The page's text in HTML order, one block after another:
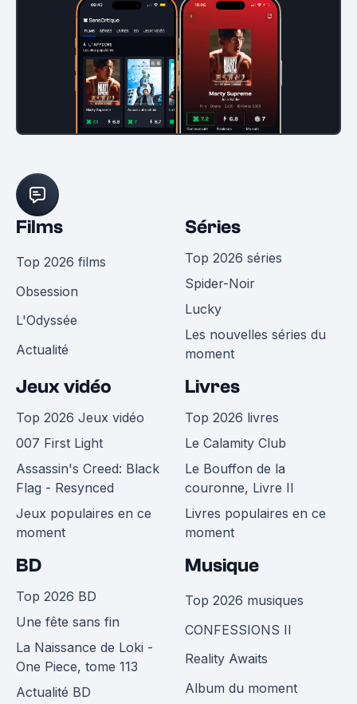
Films
Top 2026 films
Obsession
L'Odyssée
Actualité
Séries
Top 2026 séries
Spider-Noir
Lucky
Les nouvelles séries du
moment
Jeux vidéo
Top 2026 Jeux vidéo
007 First Light
Assassin's Creed: Black
Flag - Resynced
Jeux populaires en ce
moment
Livres
Top 2026 livres
Le Calamity Club
Le Bouffon de la
couronne, Livre II
Livres populaires en ce
moment
BD
Top 2026 BD
Une fête sans fin
La Naissance de Loki -
One Piece, tome 113
Actualité BD
Musique
Top 2026 musiques
CONFESSIONS II
Reality Awaits
Album du moment